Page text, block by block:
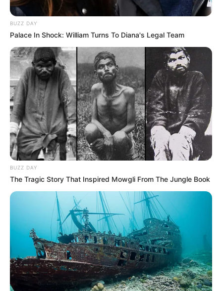
BUZZ DAY
Palace In Shock: William Turns To Diana's Legal Team
BUZZ DAY
The Tragic Story That Inspired Mowgli From The Jungle Book